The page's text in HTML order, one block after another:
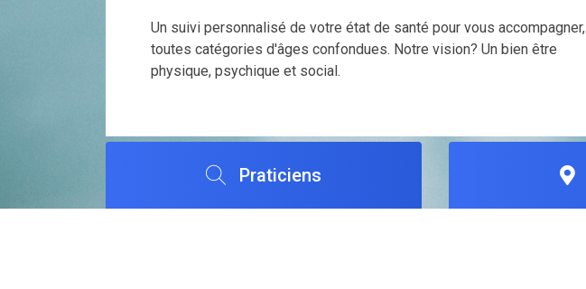
Un suivi personnalisé de votre état de santé pour vous accompagner,
toutes catégories d'âges confondues. Notre vision? Un bien être
physique, psychique et social.
Praticiens